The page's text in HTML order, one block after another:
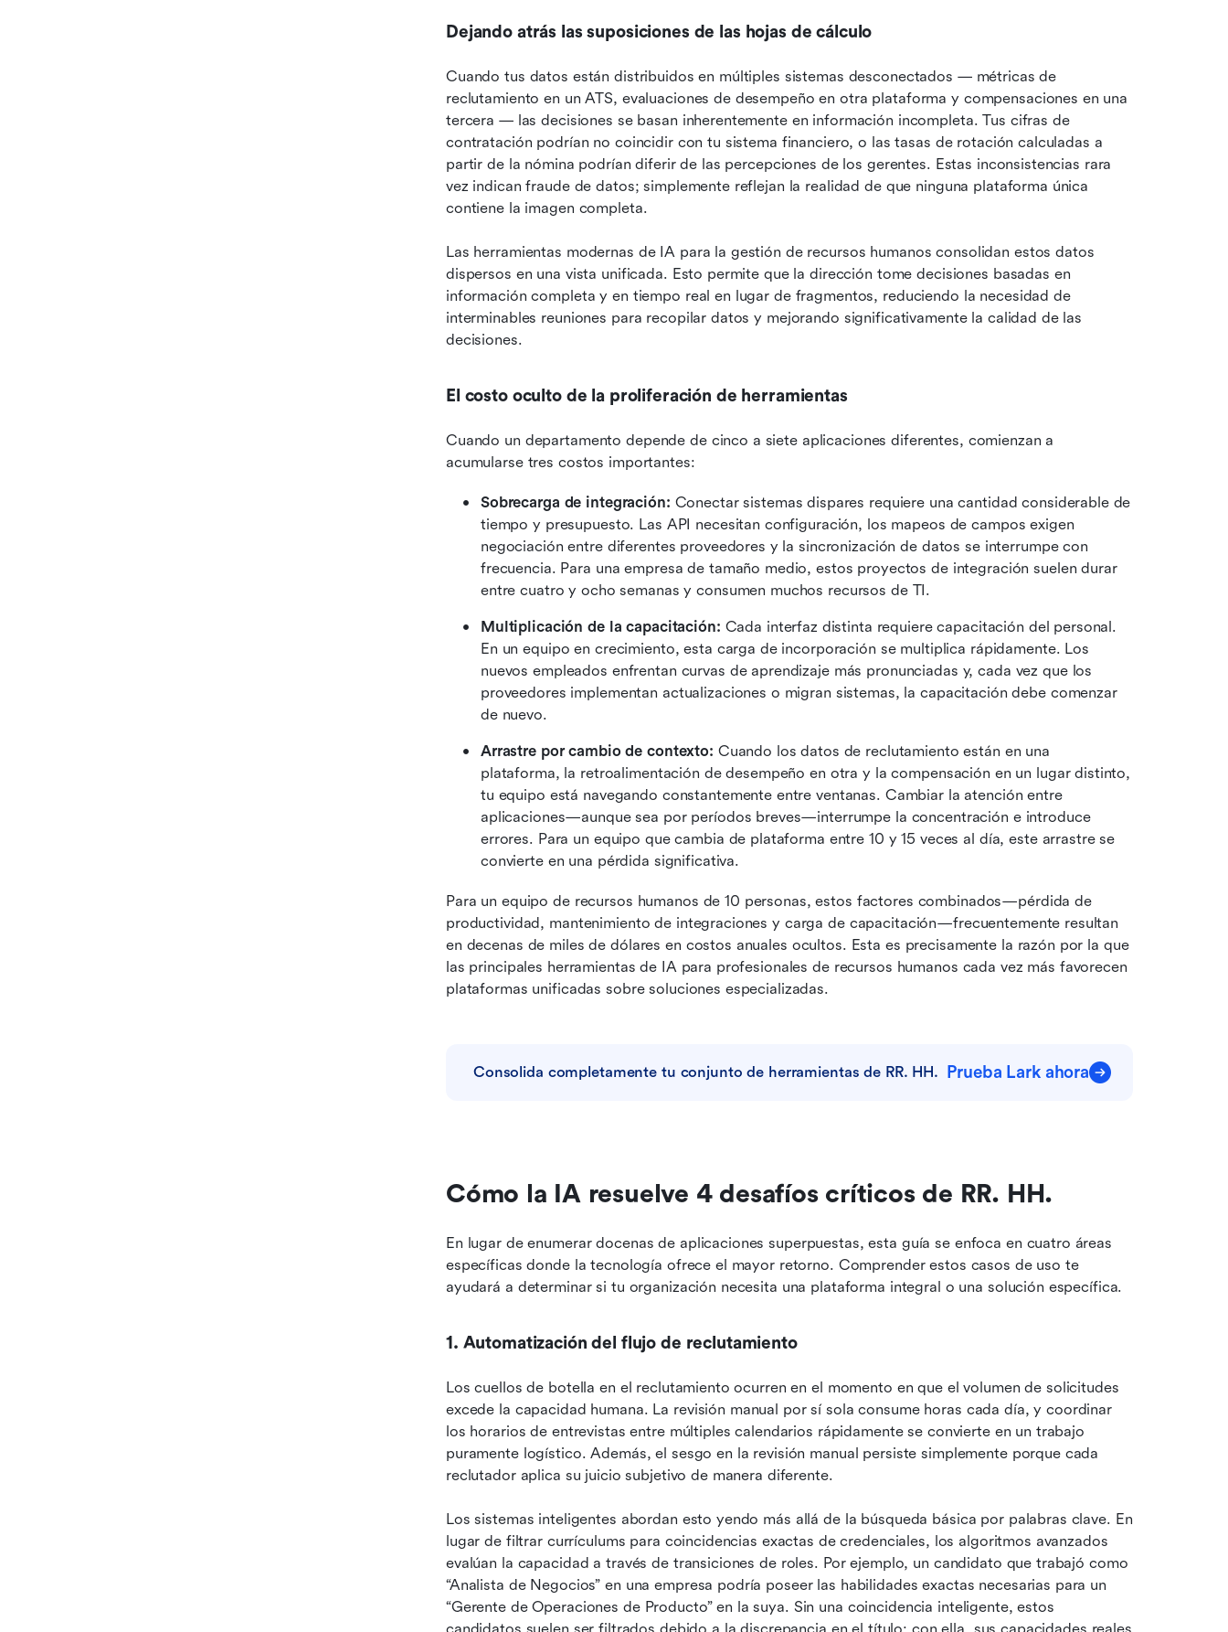
Dejando atrás las suposiciones de las hojas de cálculo
Cuando tus datos están distribuidos en múltiples sistemas desconectados — métricas de
reclutamiento en un ATS, evaluaciones de desempeño en otra plataforma y compensaciones en una
tercera — las decisiones se basan inherentemente en información incompleta. Tus cifras de
contratación podrían no coincidir con tu sistema financiero, o las tasas de rotación calculadas a
partir de la nómina podrían diferir de las percepciones de los gerentes. Estas inconsistencias rara
vez indican fraude de datos; simplemente reflejan la realidad de que ninguna plataforma única
contiene la imagen completa.
Las herramientas modernas de IA para la gestión de recursos humanos consolidan estos datos
dispersos en una vista unificada. Esto permite que la dirección tome decisiones basadas en
información completa y en tiempo real en lugar de fragmentos, reduciendo la necesidad de
interminables reuniones para recopilar datos y mejorando significativamente la calidad de las
decisiones.
El costo oculto de la proliferación de herramientas
Cuando un departamento depende de cinco a siete aplicaciones diferentes, comienzan a
acumularse tres costos importantes:
Sobrecarga de integración: Conectar sistemas dispares requiere una cantidad considerable de
tiempo y presupuesto. Las API necesitan configuración, los mapeos de campos exigen
negociación entre diferentes proveedores y la sincronización de datos se interrumpe con
frecuencia. Para una empresa de tamaño medio, estos proyectos de integración suelen durar
entre cuatro y ocho semanas y consumen muchos recursos de TI.
Multiplicación de la capacitación: Cada interfaz distinta requiere capacitación del personal.
En un equipo en crecimiento, esta carga de incorporación se multiplica rápidamente. Los
nuevos empleados enfrentan curvas de aprendizaje más pronunciadas y, cada vez que los
proveedores implementan actualizaciones o migran sistemas, la capacitación debe comenzar
de nuevo.
Arrastre por cambio de contexto: Cuando los datos de reclutamiento están en una
plataforma, la retroalimentación de desempeño en otra y la compensación en un lugar distinto,
tu equipo está navegando constantemente entre ventanas. Cambiar la atención entre
aplicaciones—aunque sea por períodos breves—interrumpe la concentración e introduce
errores. Para un equipo que cambia de plataforma entre 10 y 15 veces al día, este arrastre se
convierte en una pérdida significativa.
Para un equipo de recursos humanos de 10 personas, estos factores combinados—pérdida de
productividad, mantenimiento de integraciones y carga de capacitación—frecuentemente resultan
en decenas de miles de dólares en costos anuales ocultos. Esta es precisamente la razón por la que
las principales herramientas de IA para profesionales de recursos humanos cada vez más favorecen
plataformas unificadas sobre soluciones especializadas.
Consolida completamente tu conjunto de herramientas de RR. HH. Prueba Lark ahora
Cómo la IA resuelve 4 desafíos críticos de RR. HH.
En lugar de enumerar docenas de aplicaciones superpuestas, esta guía se enfoca en cuatro áreas
específicas donde la tecnología ofrece el mayor retorno. Comprender estos casos de uso te
ayudará a determinar si tu organización necesita una plataforma integral o una solución específica.
1. Automatización del flujo de reclutamiento
Los cuellos de botella en el reclutamiento ocurren en el momento en que el volumen de solicitudes
excede la capacidad humana. La revisión manual por sí sola consume horas cada día, y coordinar
los horarios de entrevistas entre múltiples calendarios rápidamente se convierte en un trabajo
puramente logístico. Además, el sesgo en la revisión manual persiste simplemente porque cada
reclutador aplica su juicio subjetivo de manera diferente.
Los sistemas inteligentes abordan esto yendo más allá de la búsqueda básica por palabras clave. En
lugar de filtrar currículums para coincidencias exactas de credenciales, los algoritmos avanzados
evalúan la capacidad a través de transiciones de roles. Por ejemplo, un candidato que trabajó como
“Analista de Negocios” en una empresa podría poseer las habilidades exactas necesarias para un
“Gerente de Operaciones de Producto” en la suya. Sin una coincidencia inteligente, estos